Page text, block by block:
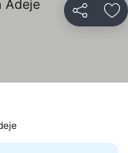
Partager
les prix